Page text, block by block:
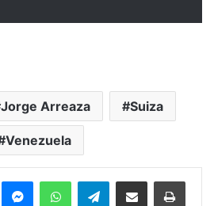
Jorge Arreaza Suiza
Venezuela
MessengerWhatsAppTelegramCompartir por correo electrónico